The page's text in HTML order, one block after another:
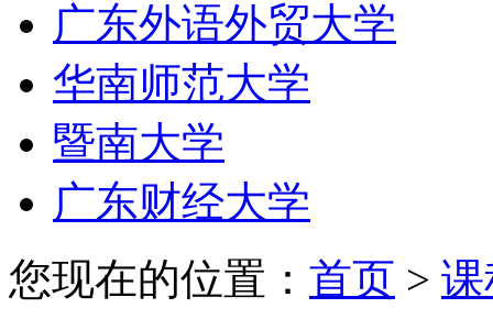
广东外语外贸大学
华南师范大学
暨南大学
广东财经大学
您现在的位置： 首页 >